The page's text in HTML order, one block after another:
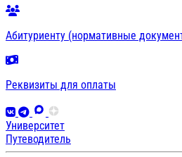
Абитуриенту (нормативные
Реквизиты для оплаты
Университет
Путеводитель